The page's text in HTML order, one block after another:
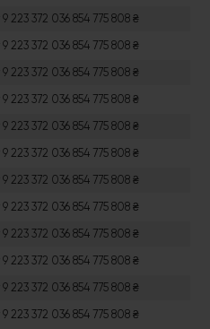
9 223 372 036 854 775 808 ₴
9 223 372 036 854 775 808 ₴
9 223 372 036 854 775 808 ₴
9 223 372 036 854 775 808 ₴
9 223 372 036 854 775 808 ₴
9 223 372 036 854 775 808 ₴
9 223 372 036 854 775 808 ₴
9 223 372 036 854 775 808 ₴
9 223 372 036 854 775 808 ₴
9 223 372 036 854 775 808 ₴
9 223 372 036 854 775 808 ₴
9 223 372 036 854 775 808 ₴